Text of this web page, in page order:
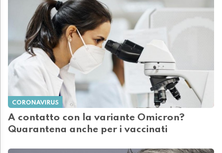
CORONAVIRUS
A contatto con la variante Omicron?
Quarantena anche per i vaccinati